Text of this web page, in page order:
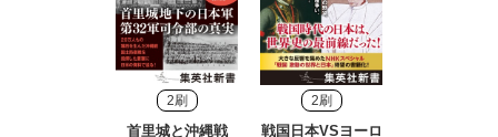
2刷
首里城と沖縄戦
2刷
戦国日本VSヨーロ